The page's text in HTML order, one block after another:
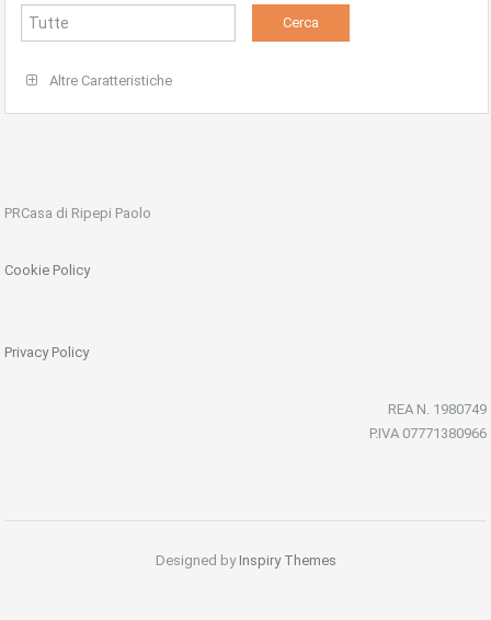
Altre Caratteristiche
PRCasa di Ripepi Paolo
Cookie Policy
Privacy Policy
REA N. 1980749
P.IVA 07771380966
Designed by Inspiry Themes